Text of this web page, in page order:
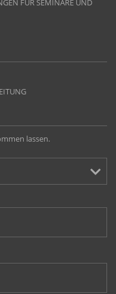
FÜR SEMINARE UND
lassen.